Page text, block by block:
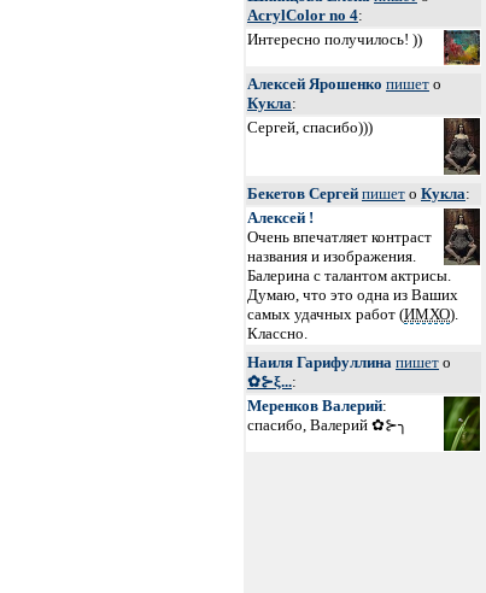
AcrylColor no 4:
Интересно получилось! ))
Алексей Ярошенко пишет о
Кукла:
Сергей, спасибо)))
Бекетов Сергей пишет о Кукла:
Алексей !
Очень впечатляет контраст
названия и изображения.
Балерина с талантом актрисы.
Думаю, что это одна из Ваших
самых удачных работ (ИМХО).
Классно.
Наиля Гарифуллина пишет о
✿⊱ξ...:
Меренков Валерий:
спасибо, Валерий ✿⊱╮